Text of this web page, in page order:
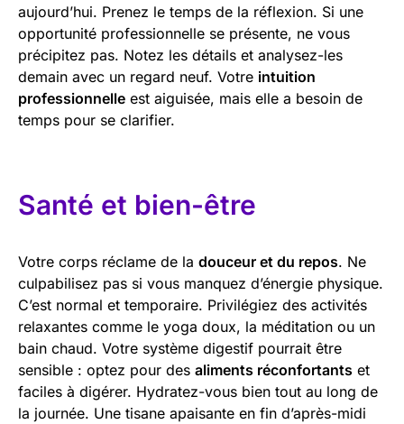
aujourd’hui. Prenez le temps de la réflexion. Si une
opportunité professionnelle se présente, ne vous
précipitez pas. Notez les détails et analysez-les
demain avec un regard neuf. Votre intuition
professionnelle est aiguisée, mais elle a besoin de
temps pour se clarifier.
Santé et bien-être
Votre corps réclame de la douceur et du repos. Ne
culpabilisez pas si vous manquez d’énergie physique.
C’est normal et temporaire. Privilégiez des activités
relaxantes comme le yoga doux, la méditation ou un
bain chaud. Votre système digestif pourrait être
sensible : optez pour des aliments réconfortants et
faciles à digérer. Hydratez-vous bien tout au long de
la journée. Une tisane apaisante en fin d’après-midi